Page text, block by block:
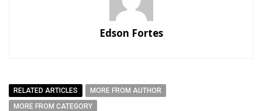
Edson Fortes
RELATED ARTICLES
MORE FROM AUTHOR
MORE FROM CATEGORY